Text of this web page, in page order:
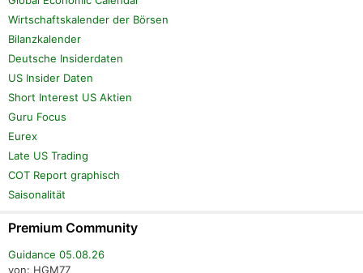
Wirtschaftskalender der Börsen
Bilanzkalender
Deutsche Insiderdaten
US Insider Daten
Short Interest US Aktien
Guru Focus
Eurex
Late US Trading
COT Report graphisch
Saisonalität
Premium Community
Guidance 05.08.26
von: HGM77